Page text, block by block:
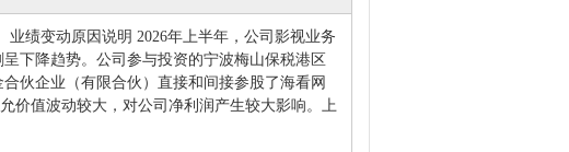
业绩变动原因说明 2026年上半年，公司影视业务
下降趋势。公司参与投资的宁波梅山保税港区
伙企业（有限合伙）直接和间接参股了海看网
价值波动较大，对公司净利润产生较大影响。上